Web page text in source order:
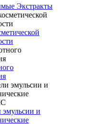
Экстракты
эмульсии и